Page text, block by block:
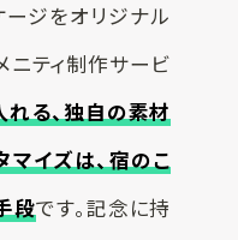
ージをオリジナル
ティ制作サービ
る、独自の素材
マイズは、宿のこ
段です。記念に持